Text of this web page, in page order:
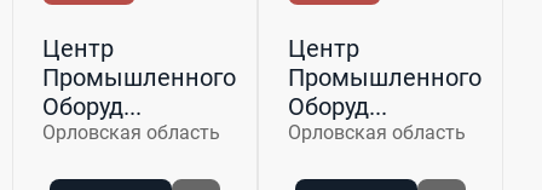
Центр
Промышленного
Оборуд...
Орловская область
Центр
Промышленного
Оборуд...
Орловская область